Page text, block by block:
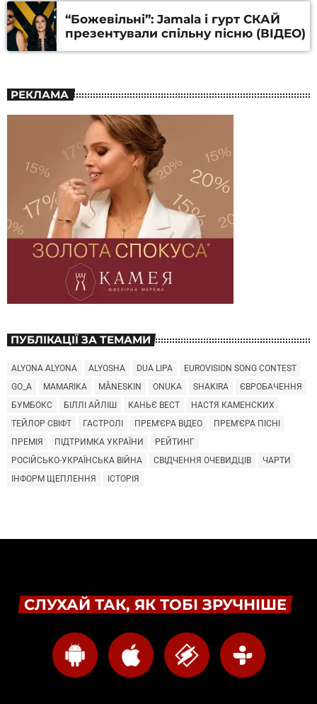
“Божевільні”: Jamala і гурт СКАЙ
презентували спільну пісню (ВІДЕО)
РЕКЛАМА
ПУБЛІКАЦІЇ ЗА ТЕМАМИ
ALYONA ALYONA ALYOSHA DUA LIPA
EUROVISION SONG CONTEST
GO_A
MAMARIKA MÅNESKIN ONUKA SHAKIRA
ЄВРОБАЧЕННЯ
БУМБОКС
БІЛЛІ АЙЛІШ КАНЬЄ ВЕСТ
НАСТЯ КАМЕНСКИХ
ТЕЙЛОР СВІФТ
ГАСТРОЛІ ПРЕМ'ЄРА ВІДЕО
ПРЕМ'ЄРА ПІСНІ
ПРЕМІЯ
ПІДТРИМКА УКРАЇНИ
РЕЙТИНГ
РОСІЙСЬКО-УКРАЇНСЬКА ВІЙНА
СВІДЧЕННЯ ОЧЕВИДЦІВ
ЧАРТИ
ІНФОРМ ЩЕПЛЕННЯ
ІСТОРІЯ
СЛУХАЙ ТАК, ЯК ТОБІ ЗРУЧНІШЕ